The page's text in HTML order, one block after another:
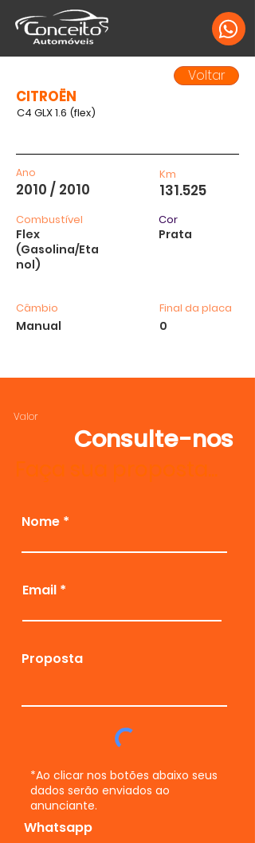
Voltar
CITROËN
C4 GLX 1.6 (flex)
Ano
2010 / 2010
Combustível
Flex
(Gasolina/Eta
nol)
Câmbio
Manual
Km
131.525
Cor
Prata
Final da placa
0
Valor
Consulte-nos
Faça sua proposta...
Nome
Email
Proposta
*Ao clicar nos botões abaixo seus
dados serão enviados ao
anunciante.
Whatsapp